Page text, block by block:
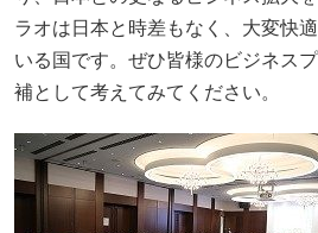
ラオは日本と時差もなく、大変快
いる国です。ぜひ皆様のビジネス
補として考えてみてください。